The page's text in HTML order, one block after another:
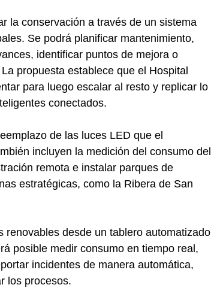
la conservación a través de un sistema
Se podrá planificar mantenimiento,
identificar puntos de mejora o
propuesta establece que el Hospital
para luego escalar al resto y replicar lo
conectados.
de las luces LED que el
incluyen la medición del consumo del
remota e instalar parques de
estratégicas, como la Ribera de San
desde un tablero automatizado
posible medir consumo en tiempo real,
incidentes de manera automática,
los procesos.